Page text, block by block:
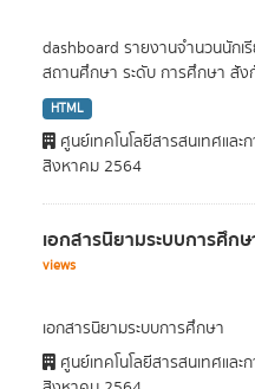
dashboard รายงานจำนวนนักเ
สถานศึกษา ระดับ การศึกษา สัง
HTML
ศูนย์เทคโนโลยีสารสนเทศแล
สิงหาคม 2564
เอกสารนิยามระบบการศึกษ
views
เอกสารนิยามระบบการศึกษา
ศูนย์เทคโนโลยีสารสนเทศแล